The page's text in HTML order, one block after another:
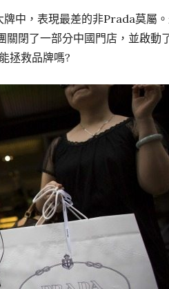
中，表現最差的非Prada莫屬
閉了一部分中國門店，並啟動
拯救品牌嗎?